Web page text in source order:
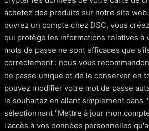
achetez des produits sur notre site
ouvrez un compte chez DSC, vous
qui protège les informations relatives à
mots de passe ne sont efficaces que
correctement : nous vous
de passe unique et de le conserver en
pouvez modifier votre mot de passe
le souhaitez en allant simplement dans
sélectionnant "Mettre à jour mon
l'accès à vos données personnelles